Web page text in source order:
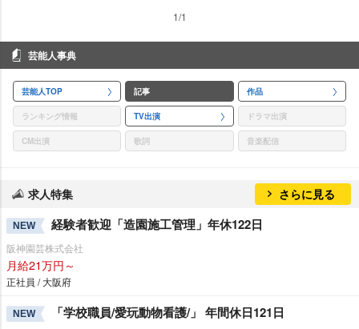
1/1
芸能人事典
芸能人TOP 記事 作品
ランキング情報 TV出演 ドラマ出演
CM出演 歌詞 音楽配信
求人特集 さらに見る
NEW 経験者歓迎「造園施工管理」年休122日
阪神園芸株式会社
月給21万円～
正社員 / 大阪府
NEW 「学校職員/愛玩動物看護/」 年間休日121日